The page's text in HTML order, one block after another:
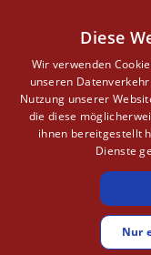
Diese
Wir verwenden
unseren
Nutzung unserer
die diese
ihnen bereitgestellt
Dienste
Nur